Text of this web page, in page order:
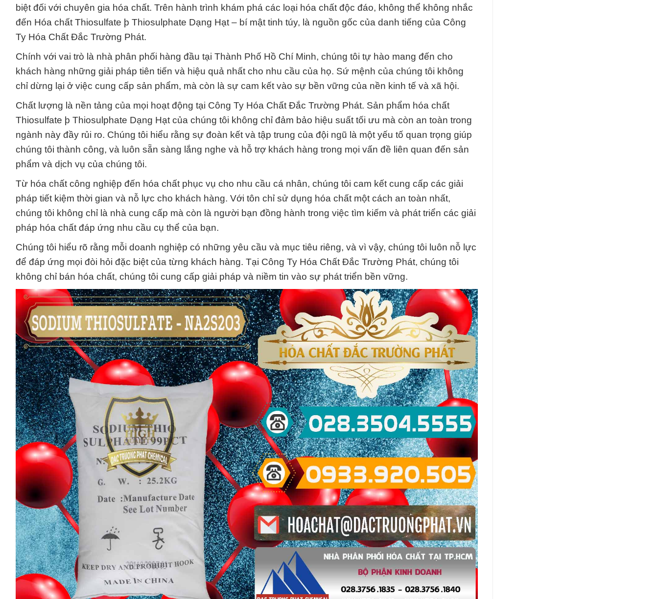
biệt đối với chuyên gia hóa chất. Trên hành trình khám phá các loại hóa chất độc đáo, không thể không nhắc
đến Hóa chất Thiosulfate þ Thiosulphate Dạng Hạt – bí mật tinh túy, là nguồn gốc của danh tiếng của Công
Ty Hóa Chất Đắc Trường Phát.
Chính với vai trò là nhà phân phối hàng đầu tại Thành Phố Hồ Chí Minh, chúng tôi tự hào mang đến cho
khách hàng những giải pháp tiên tiến và hiệu quả nhất cho nhu cầu của họ. Sứ mệnh của chúng tôi không
chỉ dừng lại ở việc cung cấp sản phẩm, mà còn là sự cam kết vào sự bền vững của nền kinh tế và xã hội.
Chất lượng là nền tảng của mọi hoạt động tại Công Ty Hóa Chất Đắc Trường Phát. Sản phẩm hóa chất
Thiosulfate þ Thiosulphate Dạng Hạt của chúng tôi không chỉ đảm bảo hiệu suất tối ưu mà còn an toàn trong
ngành này đầy rủi ro. Chúng tôi hiểu rằng sự đoàn kết và tập trung của đội ngũ là một yếu tố quan trọng giúp
chúng tôi thành công, và luôn sẵn sàng lắng nghe và hỗ trợ khách hàng trong mọi vấn đề liên quan đến sản
phẩm và dịch vụ của chúng tôi.
Từ hóa chất công nghiệp đến hóa chất phục vụ cho nhu cầu cá nhân, chúng tôi cam kết cung cấp các giải
pháp tiết kiệm thời gian và nỗ lực cho khách hàng. Với tôn chỉ sử dụng hóa chất một cách an toàn nhất,
chúng tôi không chỉ là nhà cung cấp mà còn là người bạn đồng hành trong việc tìm kiếm và phát triển các giải
pháp hóa chất đáp ứng nhu cầu cụ thể của bạn.
Chúng tôi hiểu rõ rằng mỗi doanh nghiệp có những yêu cầu và mục tiêu riêng, và vì vậy, chúng tôi luôn nỗ lực
để đáp ứng mọi đòi hỏi đặc biệt của từng khách hàng. Tại Công Ty Hóa Chất Đắc Trường Phát, chúng tôi
không chỉ bán hóa chất, chúng tôi cung cấp giải pháp và niềm tin vào sự phát triển bền vững.